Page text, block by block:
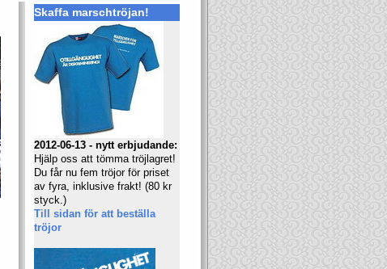
Skaffa marschtröjan!
2012-06-13 - nytt erbjudande:
Hjälp oss att tömma tröjlagret!
Du får nu fem tröjor för priset
av fyra, inklusive frakt! (80 kr
styck.)
Till sidan för att beställa
tröjor